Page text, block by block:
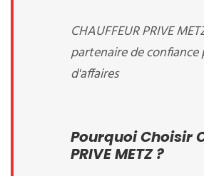
CHAUFFEUR PRIVE
partenaire de
d'affaires
Pourquoi Choisir
PRIVE METZ ?